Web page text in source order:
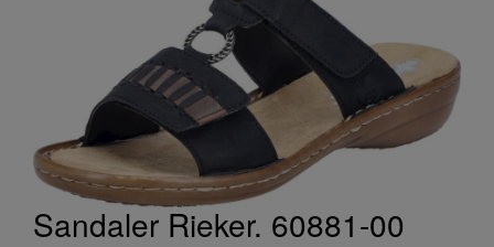
Sandaler Rieker. 60881-00